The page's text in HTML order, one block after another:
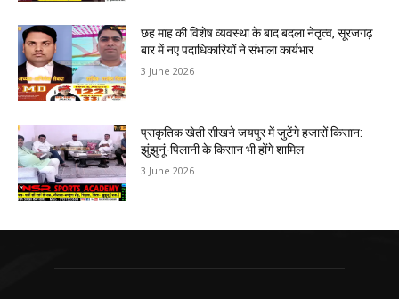
छह माह की विशेष व्यवस्था के बाद बदला नेतृत्व, सूरजगढ़
बार में नए पदाधिकारियों ने संभाला कार्यभार
3 June 2026
प्राकृतिक खेती सीखने जयपुर में जुटेंगे हजारों किसान:
झुंझुनूं-पिलानी के किसान भी होंगे शामिल
3 June 2026